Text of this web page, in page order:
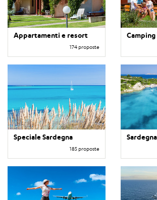
Appartamenti e resort
174 proposte
Speciale Sardegna
185 proposte